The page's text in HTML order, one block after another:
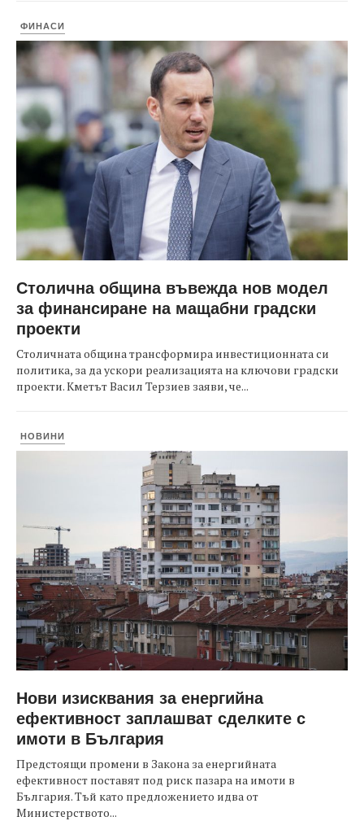
ФИНАСИ
Столична община въвежда нов модел
за финансиране на мащабни градски
проекти
Столичната община трансформира инвестиционната си
политика, за да ускори реализацията на ключови градски
проекти. Кметът Васил Терзиев заяви, че...
НОВИНИ
Нови изисквания за енергийна
ефективност заплашват сделките с
имоти в България
Предстоящи промени в Закона за енергийната
ефективност поставят под риск пазара на имоти в
България. Тъй като предложението идва от
Министерството...